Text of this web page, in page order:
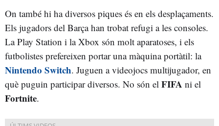
On també hi ha diversos piques és en els desplaçaments.
Els jugadors del Barça han trobat refugi a les consoles.
La Play Station i la Xbox són molt aparatoses, i els
futbolistes prefereixen portar una màquina portàtil: la
Nintendo Switch. Juguen a videojocs multijugador, en
què puguin participar diversos. No són el FIFA ni el
Fortnite.